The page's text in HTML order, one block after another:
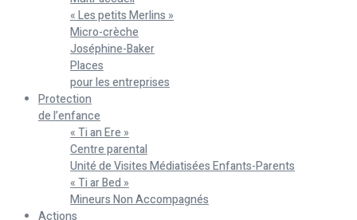
« Les petits Merlins »
Micro-crèche
Joséphine-Baker
Places
pour les entreprises
Protection
de l’enfance
« Ti an Ere »
Centre parental
Unité de Visites Médiatisées Enfants-Parents
« Ti ar Bed »
Mineurs Non Accompagnés
Actions